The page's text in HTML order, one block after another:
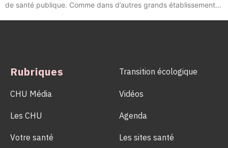
de santé publique. Comme dans d’autres grands établissements
Rubriques
CHU Média
Les CHU
Votre santé
Transition écologique
Vidéos
Agenda
Les sites santé